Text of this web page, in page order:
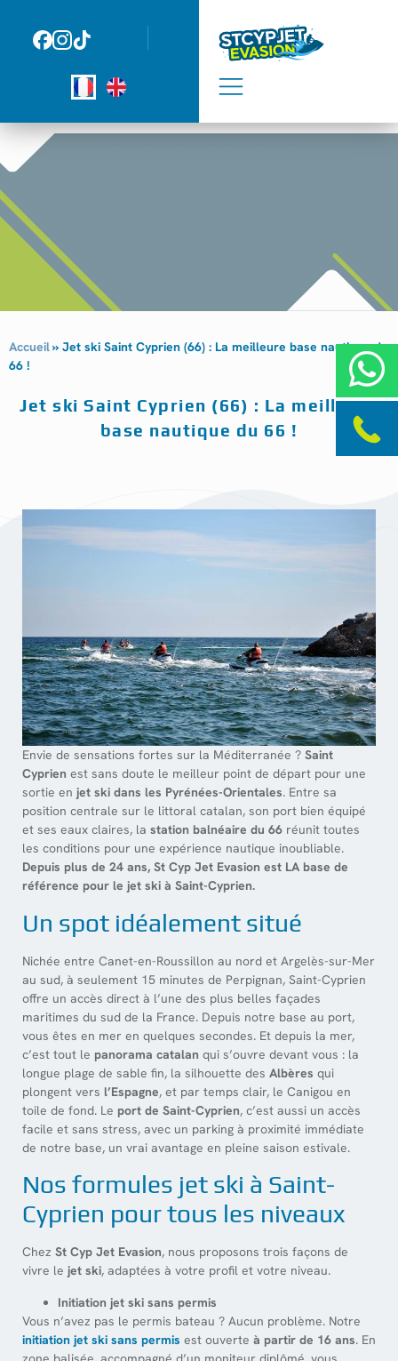
Accueil»Jet ski Saint Cyprien (66) : La meilleure base nautique du
66 !
Jet ski Saint Cyprien (66) : La meilleure
base nautique du 66 !
Envie de sensations fortes sur la Méditerranée ? Saint
Cyprien est sans doute le meilleur point de départ pour une
sortie en jet ski dans les Pyrénées-Orientales. Entre sa
position centrale sur le littoral catalan, son port bien équipé
et ses eaux claires, la station balnéaire du 66 réunit toutes
les conditions pour une expérience nautique inoubliable.
Depuis plus de 24 ans, St Cyp Jet Evasion est LA base de
référence pour le jet ski à Saint-Cyprien.
Un spot idéalement situé
Nichée entre Canet-en-Roussillon au nord et Argelès-sur-Mer
au sud, à seulement 15 minutes de Perpignan, Saint-Cyprien
offre un accès direct à l’une des plus belles façades
maritimes du sud de la France. Depuis notre base au port,
vous êtes en mer en quelques secondes. Et depuis la mer,
c’est tout le panorama catalan qui s’ouvre devant vous : la
longue plage de sable fin, la silhouette des Albères qui
plongent vers l’Espagne, et par temps clair, le Canigou en
toile de fond. Le port de Saint-Cyprien, c’est aussi un accès
facile et sans stress, avec un parking à proximité immédiate
de notre base, un vrai avantage en pleine saison estivale.
Nos formules jet ski à Saint-
Cyprien pour tous les niveaux
Chez St Cyp Jet Evasion, nous proposons trois façons de
vivre le jet ski, adaptées à votre profil et votre niveau.
Initiation jet ski sans permis
Vous n’avez pas le permis bateau ? Aucun problème. Notre
initiation jet ski sans permis est ouverte à partir de 16 ans. En